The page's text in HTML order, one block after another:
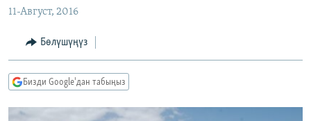
ЭКОНОМИКА
МАДАНИЯТ
БОРБОР АЗИЯ
АТАЙЫН ИЛИКТӨӨ
ТВ ПРОГРАММАЛАР
ЭКСПЕРТТЕР ТАЛДАЙТ
БИЗ ЖАНА ДҮЙНӨ
ӨЗГӨЧӨ ПИКИР
11-Август, 2016
Бөлүшүңүз
Бизди Google'дан табыңыз